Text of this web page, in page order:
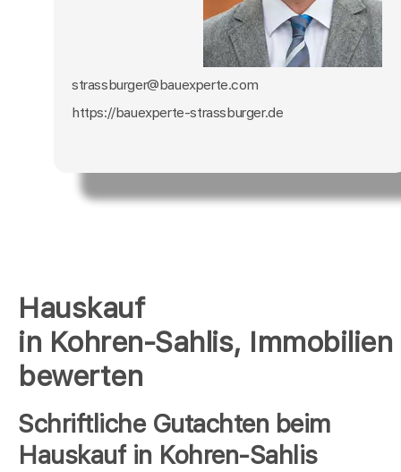
Hauskauf
in Kohren-Sahlis, Immobilien
bewerten
Schriftliche Gutachten beim
Hauskauf in Kohren-Sahlis
strassburger@bauexperte.com
https://bauexperte-strassburger.de